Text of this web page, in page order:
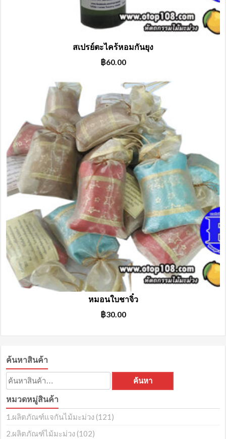
สเปรย์ตะไคร้หอมกันยุง
฿60.00
หมอนใบชาจิ๋ว
฿30.00
ค้นหาสินค้า
ค้นหา: ค้นหา
หมวดหมู่สินค้า
1.ผลิตภัณฑ์แจกันไม้มะม่วง (121)
2.ผลิตภัณฑ์ไม้มะม่วง (102)